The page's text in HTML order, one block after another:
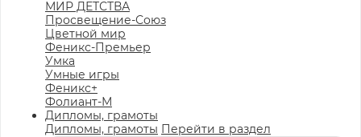
МИР ДЕТСТВА
Просвещение-Союз
Цветной мир
Феникс-Премьер
Умка
Умные игры
Феникс+
Фолиант-М
Дипломы, грамоты
Дипломы, грамоты Перейти в раздел